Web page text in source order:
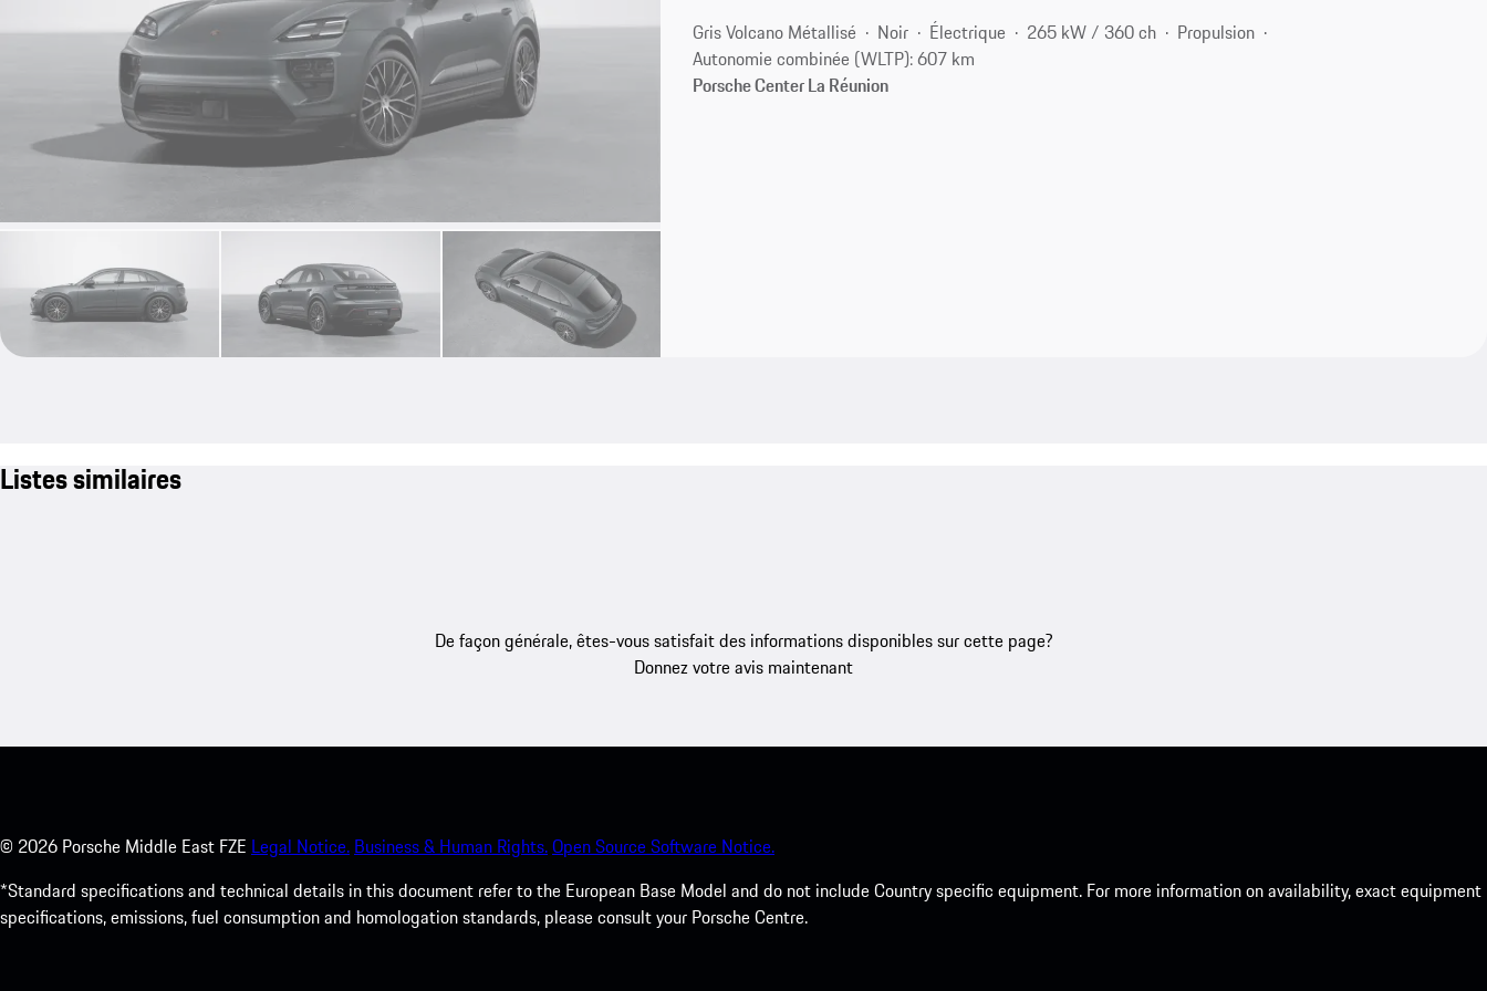
Gris Volcano Métallisé Noir Électrique 265 kW / 360 ch
Propulsion
Autonomie combinée (WLTP): 607 km
Porsche Center La Réunion
Listes similaires
De façon générale, êtes-vous satisfait des informations disponibles sur cette page?
Donnez votre avis maintenant
© 2026 Porsche Middle East FZE Legal Notice. Business & Human Rights.Open Source Software Notice.
*Standard specifications and technical details in this document refer to the European Base Model and do not include Country specific equipment. For more information on availability, exact equipment
specifications, emissions, fuel consumption and homologation standards, please consult your Porsche Centre.